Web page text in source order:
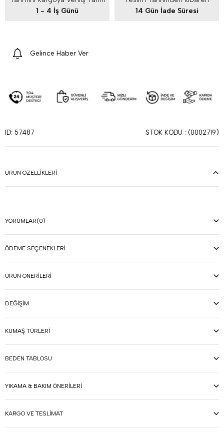
1 - 4 İş Günü
14 Gün İade Süresi
Gelince Haber Ver
ID: 57487 STOK KODU (0002719)
ÜRÜN ÖZELLIKLERI
YORUMLAR(0)
ÖDEME SEÇENEKLERI
ÜRÜN ÖNERILERI
DEĞIŞIM
KUMAŞ TÜRLERI
BEDEN TABLOSU
YIKAMA & BAKIM ÖNERILERI
KARGO VE TESLIMAT